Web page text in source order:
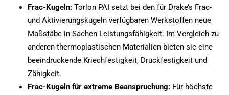
Frac-Kugeln:Torlon PAI setzt bei den für Drake’s Frac-
und Aktivierungskugeln verfügbaren Werkstoffen neue
Maßstäbe in Sachen Leistungsfähigkeit. Im Vergleich zu
anderen thermoplastischen Materialien bieten sie eine
beeindruckende Kriechfestigkeit, Druckfestigkeit und
Zähigkeit.
Frac-Kugeln für extreme Beanspruchung:Für höchste